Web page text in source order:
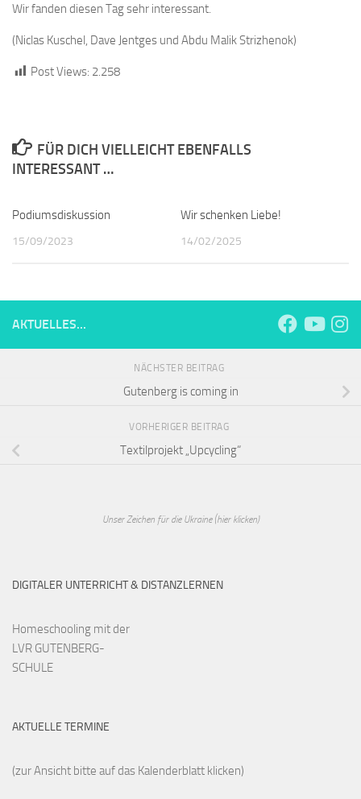
Wir fanden diesen Tag sehr interessant.
(Niclas Kuschel, Dave Jentges und Abdu Malik Strizhenok)
Post Views: 2.258
FÜR DICH VIELLEICHT EBENFALLS
INTERESSANT …
Podiumsdiskussion
15/09/2023
Wir schenken Liebe!
14/02/2025
AKTUELLES...
NÄCHSTER BEITRAG
Gutenberg is coming in
VORHERIGER BEITRAG
Textilprojekt „Upcycling“
Unser Zeichen für die Ukraine (hier klicken)
DIGITALER UNTERRICHT & DISTANZLERNEN
Homeschooling mit der
LVR GUTENBERG-
SCHULE
AKTUELLE TERMINE
(zur Ansicht bitte auf das Kalenderblatt klicken)